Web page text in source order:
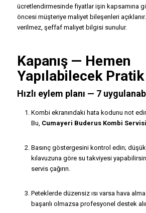
ücretlendirmesinde fiyatlar işin kapsamına
öncesi müşteriye maliyet bileşenleri
verilmez, şeffaf maliyet bilgisi sunulur.
Kapanış — Hemen
Yapılabilecek
Hızlı eylem planı — 7
Kombi ekranındaki hata kodunu not
Bu, Cumayeri Buderus Kombi Servisi
Basınç göstergesini kontrol edin;
kılavuzuna göre su takviyesi
servis çağırın.
Peteklerde düzensiz ısı varsa hava
başarılı olmazsa profesyonel destek